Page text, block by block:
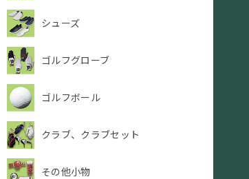
シューズ
ゴルフグローブ
ゴルフボール
クラブ、クラブセット
その他小物